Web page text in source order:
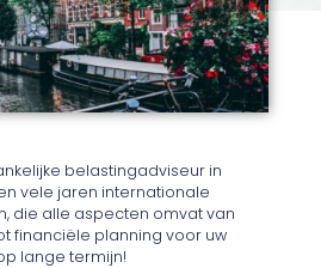
belastingadviseur in
vele jaren internationale
die alle aspecten omvat van
financiële planning voor uw
lange termijn!